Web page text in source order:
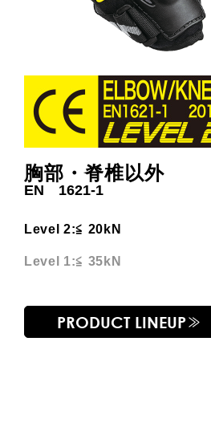
胸部・脊椎以外
EN 1621-1
Level 2:≦ 20kN
Level 1:≦ 35kN
PRODUCT LINEUP